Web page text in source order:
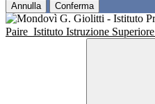
Annulla Conferma
Paire Istituto Istruzione Superiore